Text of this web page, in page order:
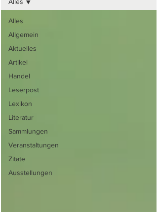
Alles
Allgemein
Aktuelles
Artikel
Handel
Leserpost
Lexikon
Literatur
Sammlungen
Veranstaltungen
Zitate
Ausstellungen